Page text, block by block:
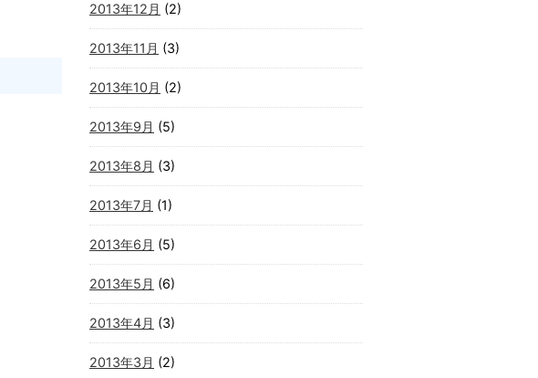
2013年12月 (2)
2013年11月 (3)
2013年10月 (2)
2013年9月 (5)
2013年8月 (3)
2013年7月 (1)
2013年6月 (5)
2013年5月 (6)
2013年4月 (3)
2013年3月 (2)